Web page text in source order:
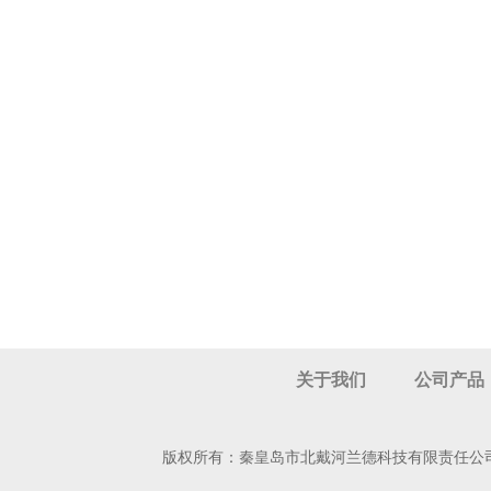
关于我们 公司产品
版权所有：秦皇岛市北戴河兰德科技有限责任